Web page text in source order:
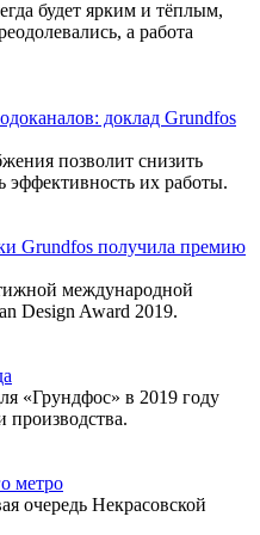
будет ярким и тёплым,
а работа
доклад Grundfos
позволит снизить
эффективность их работы.
Grundfos получила премию
международной
Design Award 2019.
«Грундфос» в 2019 году
производства.
метро
очередь Некрасовской